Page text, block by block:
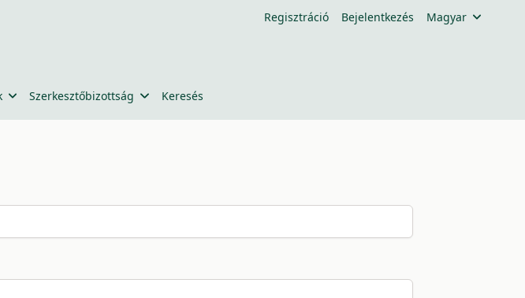
Regisztráció Bejelentkezés Magyar
Szerkesztőbizottság Keresés